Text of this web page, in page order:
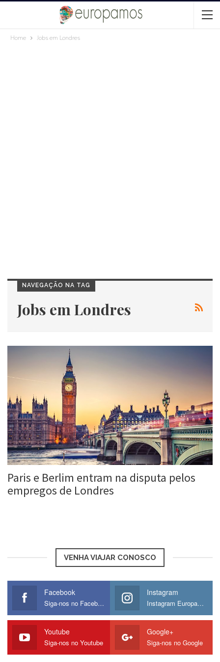
Home Jobs em Londres
NAVEGAÇÃO NA TAG
Jobs em Londres
Paris e Berlim entram na disputa pelos
empregos de Londres
VENHA VIAJAR CONOSCO
Facebook
Siga-nos no Facebook
Instagram
Instagram Europamos
Youtube
Siga-nos no Youtube
Google+
Siga-nos no Google